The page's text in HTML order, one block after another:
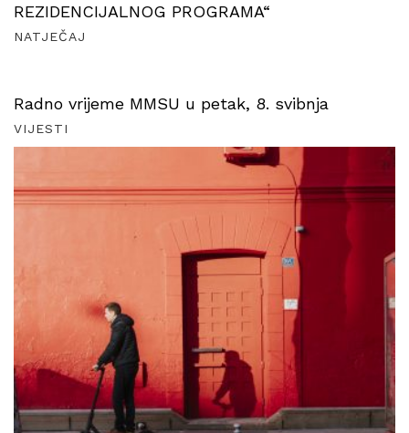
REZIDENCIJALNOG PROGRAMA“
NATJEČAJ
Radno vrijeme MMSU u petak, 8. svibnja
VIJESTI